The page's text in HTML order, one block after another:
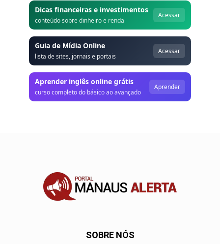
Dicas financeiras e investimentos
conteúdo sobre dinheiro e renda
Acessar
Guia de Mídia Online
lista de sites, jornais e portais
Acessar
Aprender inglês online grátis
curso completo do básico ao avançado
Aprender
SOBRE NÓS